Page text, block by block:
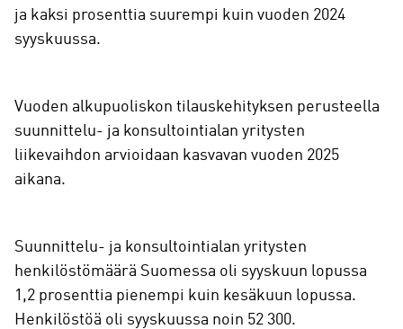
ja kaksi prosenttia suurempi kuin vuoden 2024
syyskuussa.
Vuoden alkupuoliskon tilauskehityksen perusteella
suunnittelu- ja konsultointialan yritysten
liikevaihdon arvioidaan kasvavan vuoden 2025
aikana.
Suunnittelu- ja konsultointialan yritysten
henkilöstömäärä Suomessa oli syyskuun lopussa
1,2 prosenttia pienempi kuin kesäkuun lopussa.
Henkilöstöä oli syyskuussa noin 52 300.